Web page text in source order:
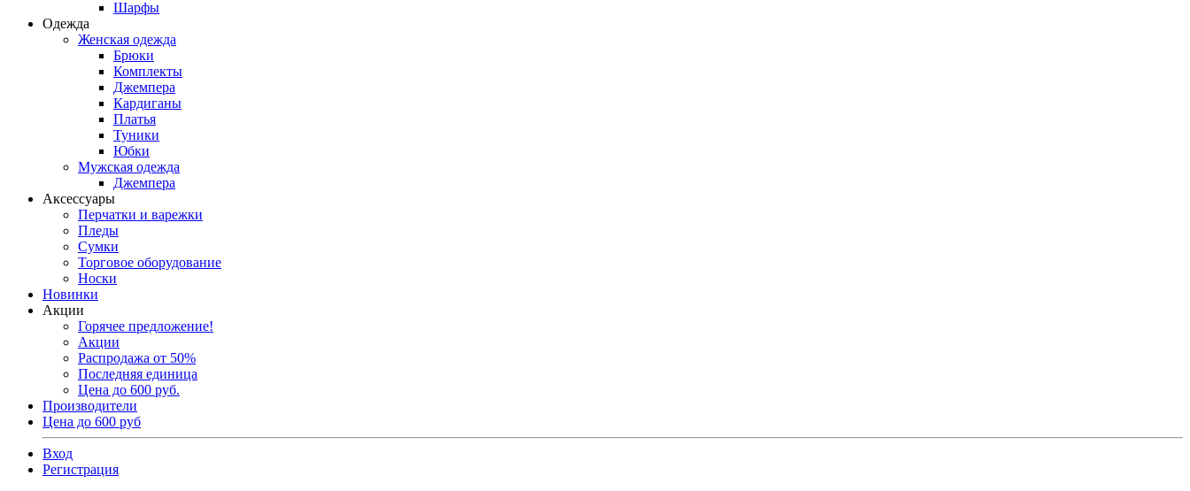
Шарфы
Одежда
Женская одежда
Брюки
Комплекты
Джемпера
Кардиганы
Платья
Туники
Юбки
Мужская одежда
Джемпера
Аксессуары
Перчатки и варежки
Пледы
Сумки
Торговое оборудование
Носки
Новинки
Акции
Горячее предложение!
Акции
Распродажа от 50%
Последняя единица
Цена до 600 руб.
Производители
Цена до 600 руб
Вход
Регистрация